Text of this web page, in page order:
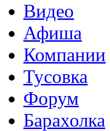
Видео
Афиша
Компании
Тусовка
Форум
Барахолка